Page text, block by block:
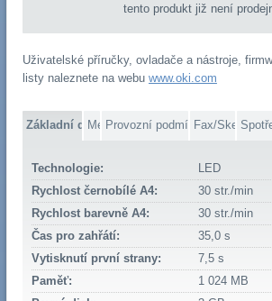
tento produkt již není
Uživatelské příručky, ovladače a nástroje,
listy naleznete na webu www.oki.com
Základní dataMédiaProvozní podmínkyFax/Skener
Technologie:
LED
Rychlost černobílé A4:
30 str./min
Rychlost barevně A4:
30 str./min
Čas pro zahřátí:
35,0 s
Vytisknutí první strany:
7,5 s
Paměť:
1 024 MB